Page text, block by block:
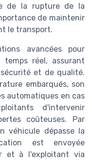
de la rupture de la
de maintenir
le transport.
avancées pour
réel, assurant
et de qualité.
embarqués, son
automatiques en cas
d'intervenir
coûteuses. Par
véhicule dépasse la
est envoyée
et à l'exploitant via